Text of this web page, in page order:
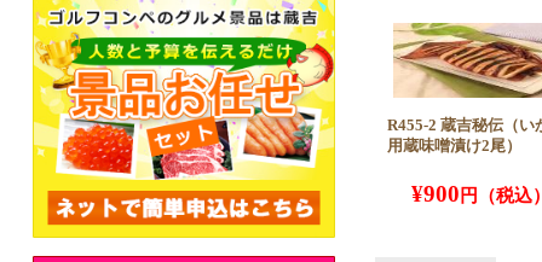
R455-2 蔵吉秘伝（い
用蔵味噌漬け2尾）
¥900